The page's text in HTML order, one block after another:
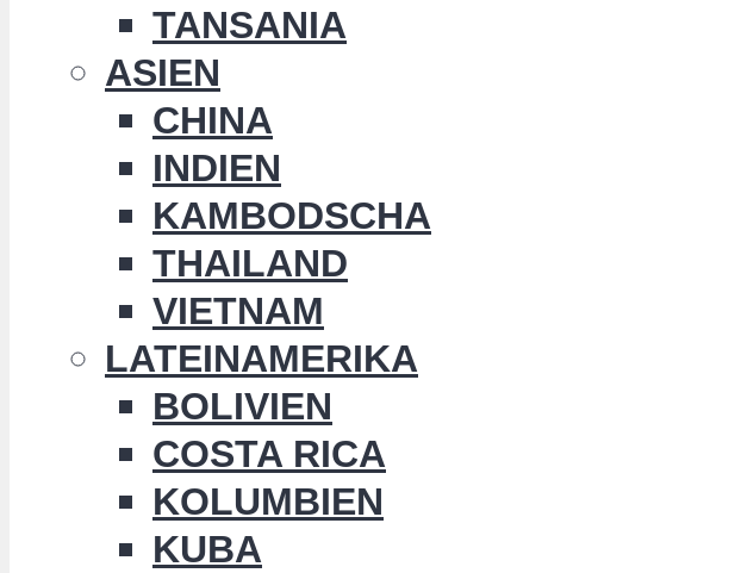
TANSANIA
ASIEN
CHINA
INDIEN
KAMBODSCHA
THAILAND
VIETNAM
LATEINAMERIKA
BOLIVIEN
COSTA RICA
KOLUMBIEN
KUBA